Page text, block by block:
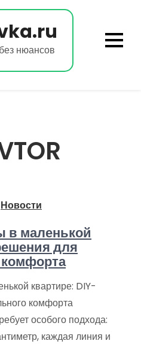
нюансов
Новости
в маленькой
для
квартире: DIY-
комфорта
особого подхода:
каждая линия и